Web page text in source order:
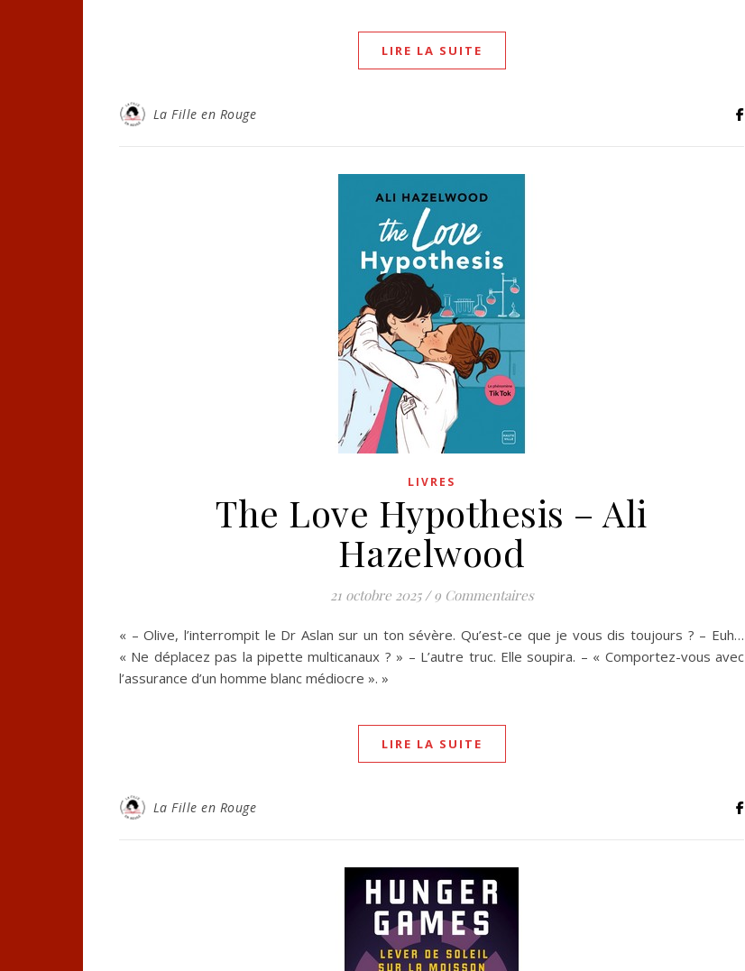
LIRE LA SUITE
La Fille en Rouge
LIVRES
The Love Hypothesis – Ali
Hazelwood
21 octobre 2025 / 9 Commentaires
« – Olive, l’interrompit le Dr Aslan sur un ton sévère. Qu’est-ce que je vous dis toujours ? – Euh…
« Ne déplacez pas la pipette multicanaux ? » – L’autre truc. Elle soupira. – « Comportez-vous avec
l’assurance d’un homme blanc médiocre ». »
LIRE LA SUITE
La Fille en Rouge